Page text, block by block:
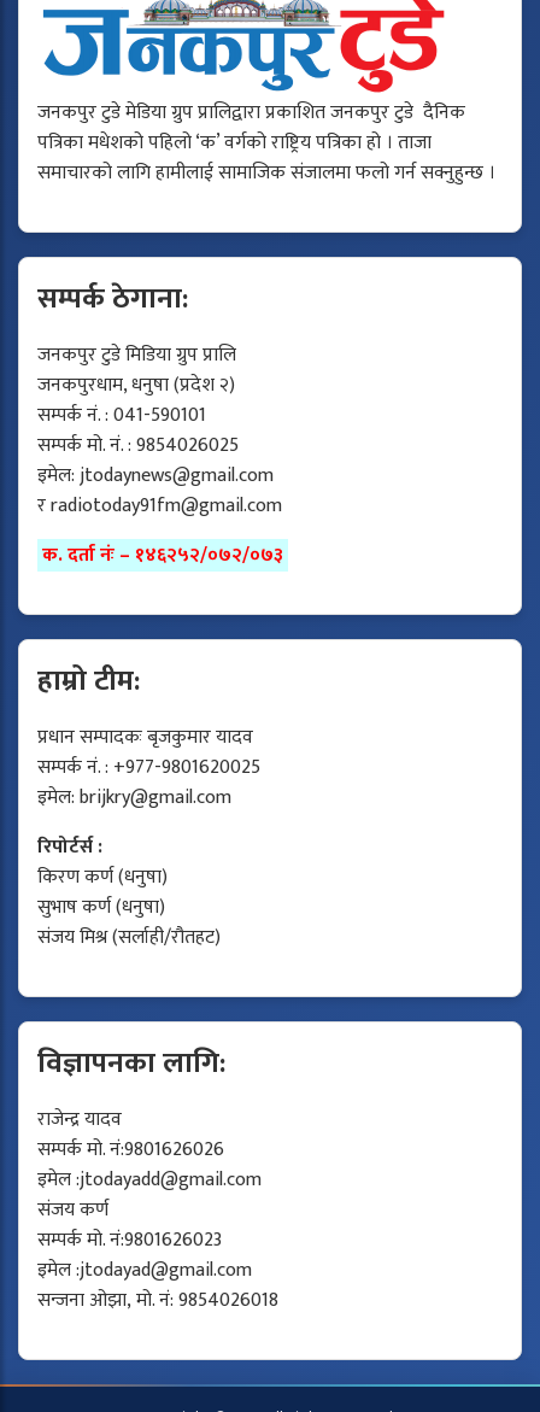
जनकपुर टुडे मेडिया ग्रुप प्रालिद्वारा प्रकाशित जनकपुर टुडे दैनिक
पत्रिका मधेशको पहिलो ‘क’ वर्गको राष्ट्रिय पत्रिका हो । ताजा
समाचारको लागि हामीलाई सामाजिक संजालमा फलो गर्न सक्नुहुन्छ ।
सम्पर्क ठेगाना:
जनकपुर टुडे मिडिया ग्रुप प्रालि
जनकपुरधाम, धनुषा (प्रदेश २)
सम्पर्क नं. : 041-590101
सम्पर्क मो. नं. : 9854026025
इमेल:jtodaynews@gmail.com
रradiotoday91fm@gmail.com
क. दर्ता नंः – १४६२५२/०७२/०७३
हाम्रो टीम:
प्रधान सम्पादकः बृजकुमार यादव
सम्पर्क नं. : +977-9801620025
इमेल:brijkry@gmail.com
रिपोर्टर्स :
किरण कर्ण (धनुषा)
सुभाष कर्ण (धनुषा)
संजय मिश्र (सर्लाही/रौतहट)
विज्ञापनका लागि:
राजेन्द्र यादव
सम्पर्क मो. नं:9801626026
इमेल :jtodayadd@gmail.com
संजय कर्ण
सम्पर्क मो. नं:9801626023
इमेल :jtodayad@gmail.com
सन्जना ओझा, मो. नं: 9854026018